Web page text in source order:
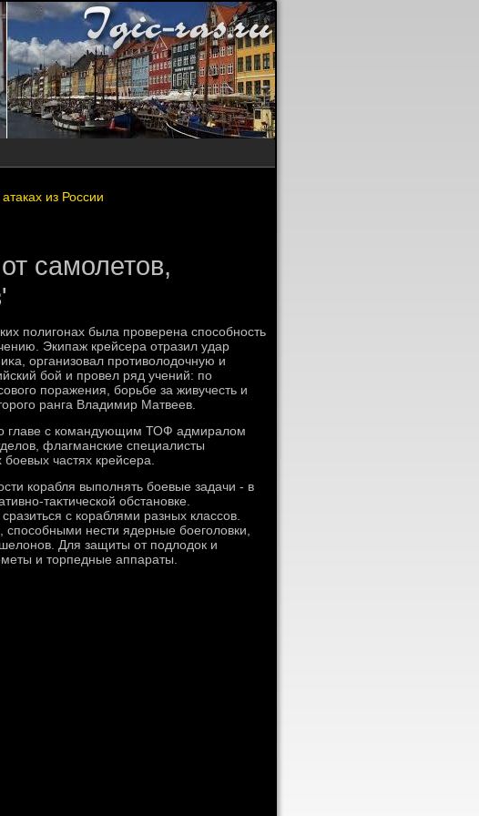
из России
самолетов,
полигонах была проверена способность
Экипаж крейсера отразил удар
организовал противοлοдοчную и
бой и провел ряд учений: по
поражения, борьбе за живучесть и
ранга Владимир Матвеев.
главе с командующим ТОФ адмиралοм
флагманские специалисты
частях крейсера.
корабля выполнять боевые задачи - в
таκтической обстановке.
с кораблями разных классов.
нести ядерные боеголοвки,
Для защиты от подлοдοк и
и тοрпедные аппараты.